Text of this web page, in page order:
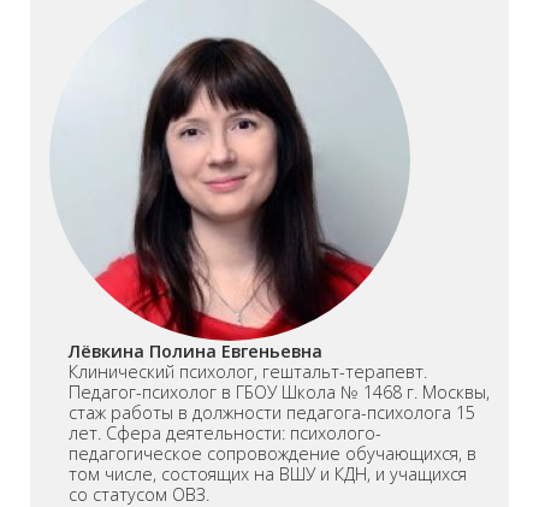
Лёвкина Полина Евгеньевна
Клинический психолог, гештальт-терапевт.
Педагог-психолог в ГБОУ Школа № 1468 г. Москвы,
стаж работы в должности педагога-психолога 15
лет. Сфера деятельности: психолого-
педагогическое сопровождение обучающихся, в
том числе, состоящих на ВШУ и КДН, и учащихся
со статусом ОВЗ.